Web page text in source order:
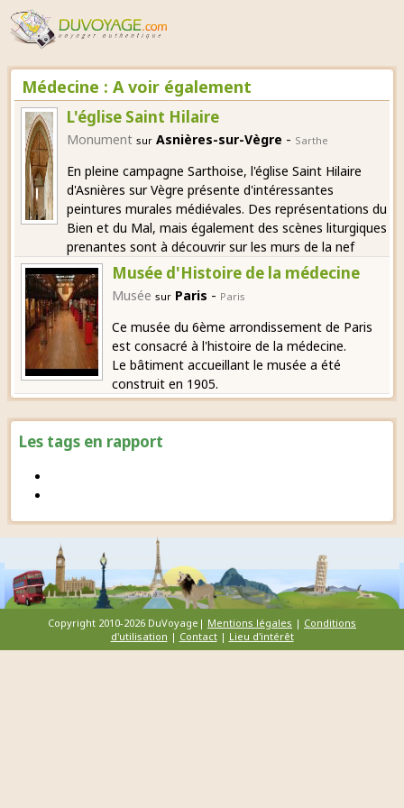
Les tags en rapport
Médecine : A voir également
L'église Saint Hilaire
Monument sur Asnières-sur-Vègre - Sarthe
En pleine campagne Sarthoise, l'église Saint Hilaire
d'Asnières sur Vègre présente d'intéressantes
peintures murales médiévales. Des représentations du
Bien et du Mal, mais également des scènes liturgiques
prenantes sont à découvrir sur les murs de la nef
Musée d'Histoire de la médecine
Musée sur Paris - Paris
Ce musée du 6ème arrondissement de Paris
est consacré à l'histoire de la médecine.
Le bâtiment accueillant le musée a été
construit en 1905.
Copyright 2010-2026 DuVoyage| Mentions légales | Conditions
d'utilisation | Contact| Lieu d'intérêt